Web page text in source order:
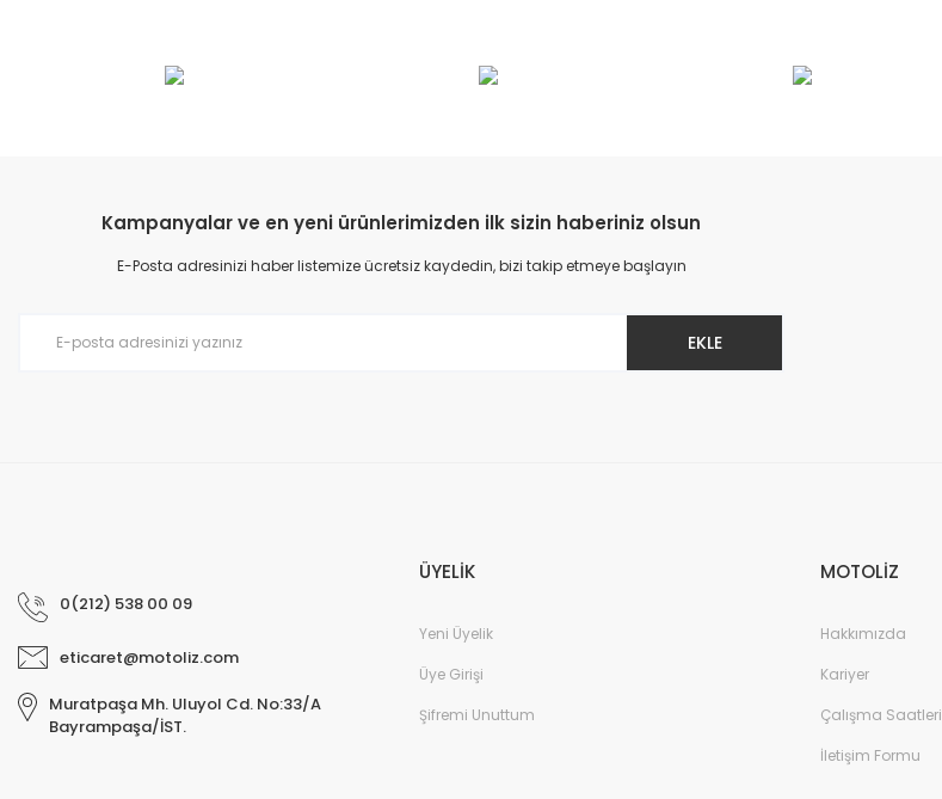
Bu ürüne ilk yorumu siz yapın!
Görüş ve önerileriniz için teşekkür ederiz.
Ürün fiyatı diğer sitelerden daha pahalı.
Bu ürüne benzer farklı alternatifler olmalı.
Kampanyalar ve en yeni ürünlerimizden ilk sizin haberiniz olsun
E-Posta adresinizi haber listemize ücretsiz kaydedin, bizi takip etmeye başlayın
EKLE
0(212) 538 00 09
eticaret@motoliz.com
Muratpaşa Mh. Uluyol Cd. No:33/A
Bayrampaşa/İST.
ÜYELİK
Yeni Üyelik
Üye Girişi
Şifremi Unuttum
MOTOLİZ
Hakkımızda
Kariyer
Çalışma Saatleri
İletişim Formu